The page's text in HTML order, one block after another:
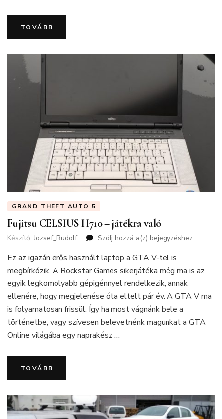
TOVÁBB
GRAND THEFT AUTO 5
Fujitsu CELSIUS H710 – játékra való
Készítő:Jozsef_Rudolf Szólj hozzá a(z) Fujitsu
H710
–
játékra
való
bejegyzéshez
Ez az igazán erős használt laptop a GTA V-tel is
megbírkózik. A Rockstar Games sikerjátéka még ma is az
egyik legkomolyabb gépigénnyel rendelkezik, annak
ellenére, hogy megjelenése óta eltelt pár év. A GTA V ma
is folyamatosan frissül. Így ha most vágnánk bele a
történetbe, vagy szívesen belevetnénk magunkat a GTA
Online világába egy naprakész …
TOVÁBB